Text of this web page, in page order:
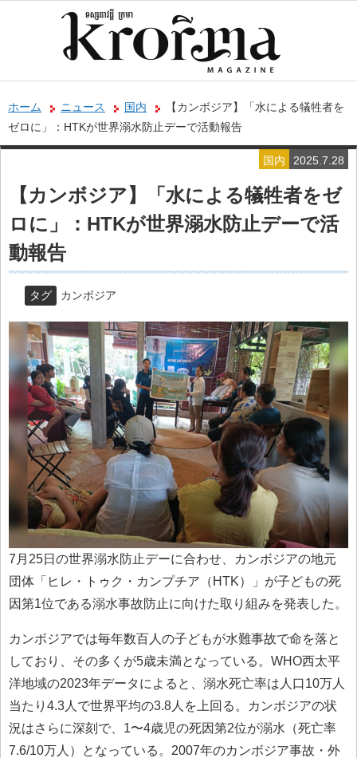
ホーム ニュース 国内
【カンボジア】「水による犠牲者を
ゼロに」：HTKが世界溺水防止デーで活動報告
2025.7.28
国内
【カンボジア】「水による犠牲者をゼ
ロに」：HTKが世界溺水防止デーで活
動報告
タグ カンボジア
7月25日の世界溺水防止デーに合わせ、カンボジアの地元
団体「ヒレ・トゥク・カンプチア（HTK）」が子どもの死
因第1位である溺水事故防止に向けた取り組みを発表した。
カンボジアでは毎年数百人の子どもが水難事故で命を落と
しており、その多くが5歳未満となっている。WHO西太平
洋地域の2023年データによると、溺水死亡率は人口10万人
当たり4.3人で世界平均の3.8人を上回る。カンボジアの状
況はさらに深刻で、1〜4歳児の死因第2位が溺水（死亡率
7.6/10万人）となっている。2007年のカンボジア事故・外